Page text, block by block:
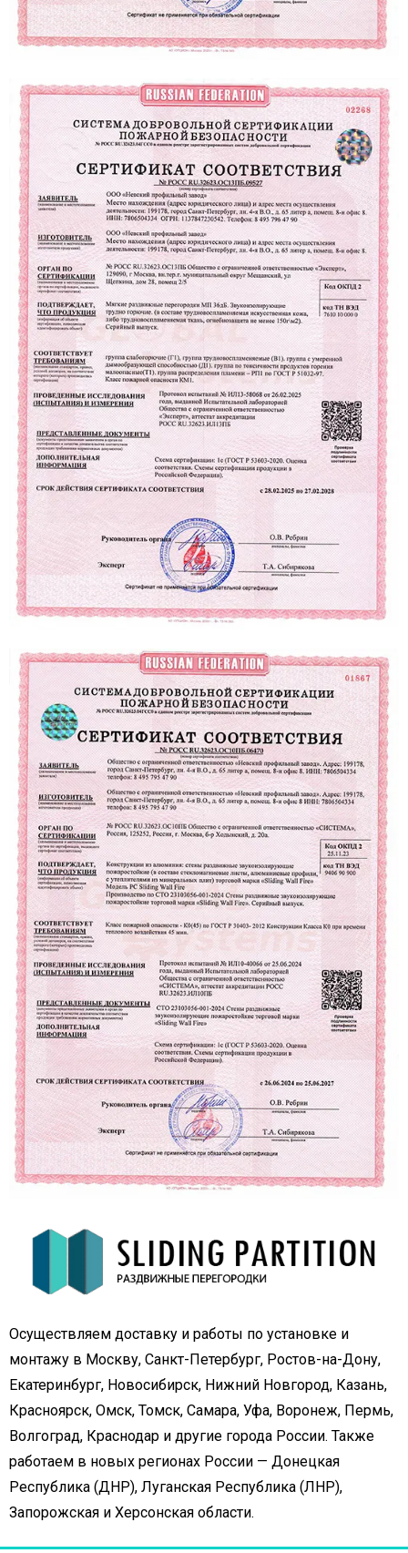
Осуществляем доставку и работы по установке и
монтажу в Москву, Санкт-Петербург, Ростов-на-Дону,
Екатеринбург, Новосибирск, Нижний Новгород, Казань,
Красноярск, Омск, Томск, Самара, Уфа, Воронеж, Пермь,
Волгоград, Краснодар и другие города России. Также
работаем в новых регионах России — Донецкая
Республика (ДНР), Луганская Республика (ЛНР),
Запорожская и Херсонская области.